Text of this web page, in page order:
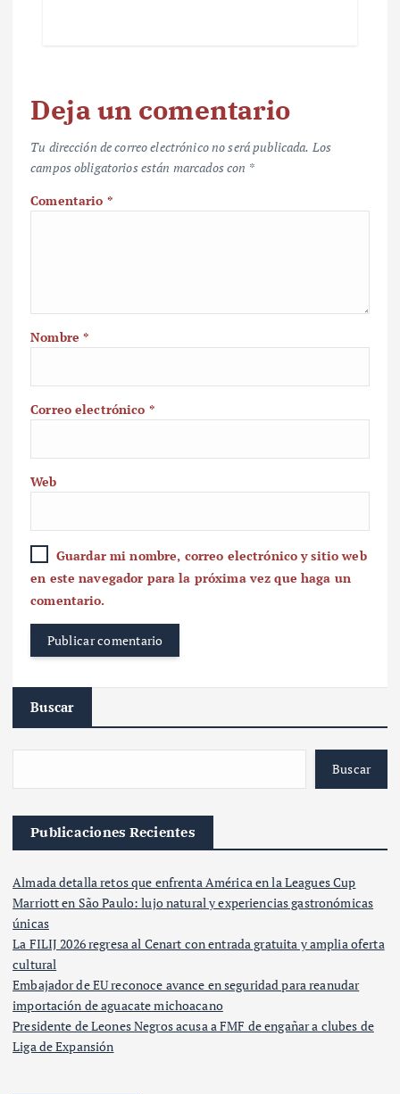
Deja un comentario
Tu dirección de correo electrónico no será publicada. Los
campos obligatorios están marcados con *
Comentario *
Nombre*
Correo electrónico *
Web
Guardar mi nombre, correo electrónico y sitio web
en este navegador para la próxima vez que haga un
comentario.
Buscar
Buscar
Publicaciones Recientes
Almada detalla retos que enfrenta América en la Leagues Cup
Marriott en São Paulo: lujo natural y experiencias gastronómicas
únicas
La FILIJ 2026 regresa al Cenart con entrada gratuita y amplia oferta
cultural
Embajador de EU reconoce avance en seguridad para reanudar
importación de aguacate michoacano
Presidente de Leones Negros acusa a FMF de engañar a clubes de
Liga de Expansión